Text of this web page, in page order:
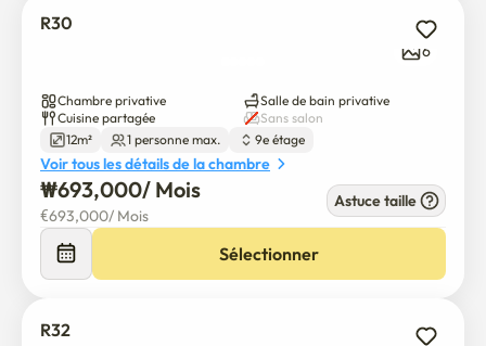
R30
6
Chambre privative
Salle de bain privative
Cuisine partagée
Sans salon
12m²
1 personne max. 9e étage
Voir tous les détails de la chambre
₩693,000/ Mois
€693,000/ Mois
Astuce taille
Sélectionner
R32